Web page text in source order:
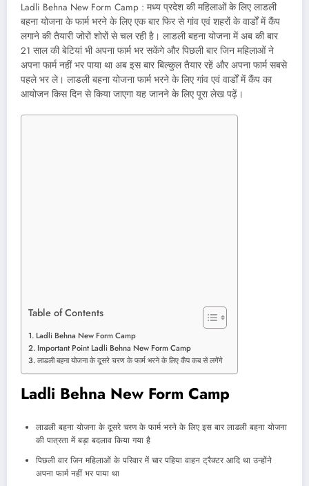
Ladli Behna New Form Camp : मध्य प्रदेश की महिलाओं के लिए लाडली
बहना योजना के फार्म भरने के लिए एक बार फिर से गांव एवं शहरों के वार्डों में कैंप
लगाने की तैयारी जोरों शोरों से चल रही है। लाडली बहना योजना में अब की बार
21 साल की बेटियां भी अपना फार्म भर सकेंगे और पिछली बार जिन महिलाओं ने
अपना फार्म नहीं भर पाया था अब इस बार बिल्कुल तैयार रहें और अपना फार्म सबसे
पहले भर ले। लाडली बहना योजना फार्म भरने के लिए गांव एवं वार्डों में कैंप का
आयोजन किस दिन से किया जाएगा यह जानने के लिए पूरा लेख पढ़ें।
Table of Contents
Ladli Behna New Form Camp
Important Point Ladli Behna New Form Camp
लाडली बहना योजना के दूसरे चरण के फार्म भरने के लिए कैंप कब से लगेंगे
Ladli Behna New Form Camp
लाडली बहना योजना के दूसरे चरण के फार्म भरने के लिए इस बार लाडली बहना योजना
की पात्रता में बड़ा बदलाव किया गया है
पिछली वार जिन महिलाओं के परिवार में चार पहिया वाहन ट्रैक्टर आदि था उन्होंने
अपना फार्म नहीं भर पाया था